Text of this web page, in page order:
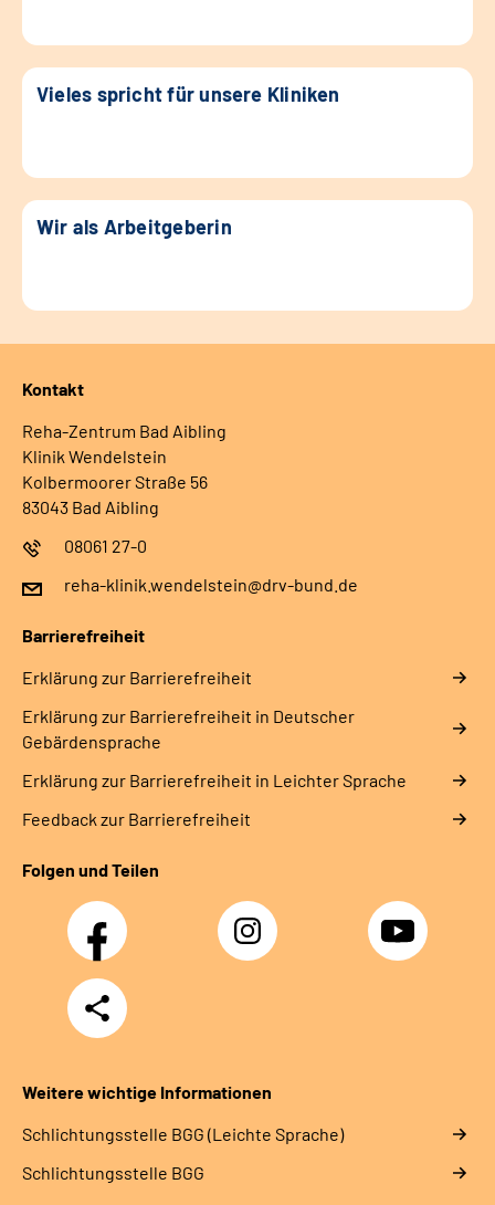
Vieles spricht für unsere Kliniken
Wir als Arbeitgeberin
Kontakt
Reha-Zentrum Bad Aibling
Klinik Wendelstein
Kolbermoorer Straße 56
83043 Bad Aibling
08061 27-0
reha-klinik.wendelstein@drv-bund.de
Barrierefreiheit
Erklärung zur Barrierefreiheit
Erklärung zur Barrierefreiheit in Deutscher
Gebärdensprache
Erklärung zur Barrierefreiheit in Leichter Sprache
Feedback zur Barrierefreiheit
Folgen und Teilen
Facebook Instagram YouTube
Teilen
Weitere wichtige Informationen
Schlich­tungs­stel­le BGG (Leichte Sprache)
Schlich­tungs­stel­le BGG